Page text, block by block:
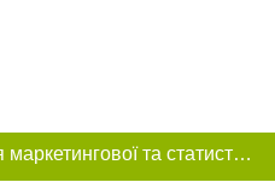
Цей сайт використовує «cookies». Також веб-сайт використовує інтернет-сервіс для збору технічних даних стосовно відвідувачів з метою отримання маркетингової та статистичної інформації. Умови обробки даних відвідувачів сайту див.